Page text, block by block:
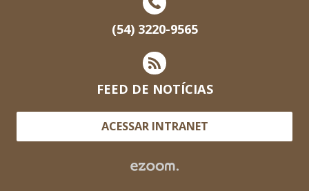
(54) 3220-9565
FEED DE NOTÍCIAS
ACESSAR INTRANET